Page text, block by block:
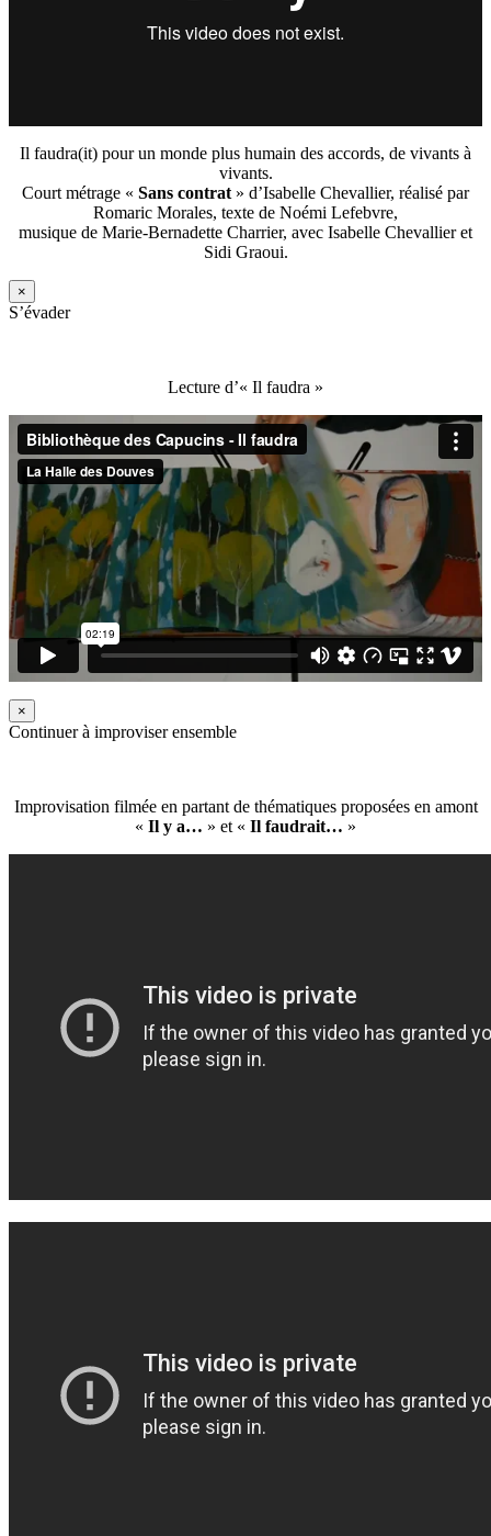
Il faudra(it) pour un monde plus humain des accords, de vivants à
vivants.
Court métrage « Sans contrat » d’Isabelle Chevallier, réalisé par
Romaric Morales, texte de Noémi Lefebvre,
musique de Marie-Bernadette Charrier, avec Isabelle Chevallier et
Sidi Graoui.
×
S’évader
Lecture d’« Il faudra »
×
Continuer à improviser ensemble
Improvisation filmée en partant de thématiques proposées en amont
« Il y a… » et « Il faudrait… »